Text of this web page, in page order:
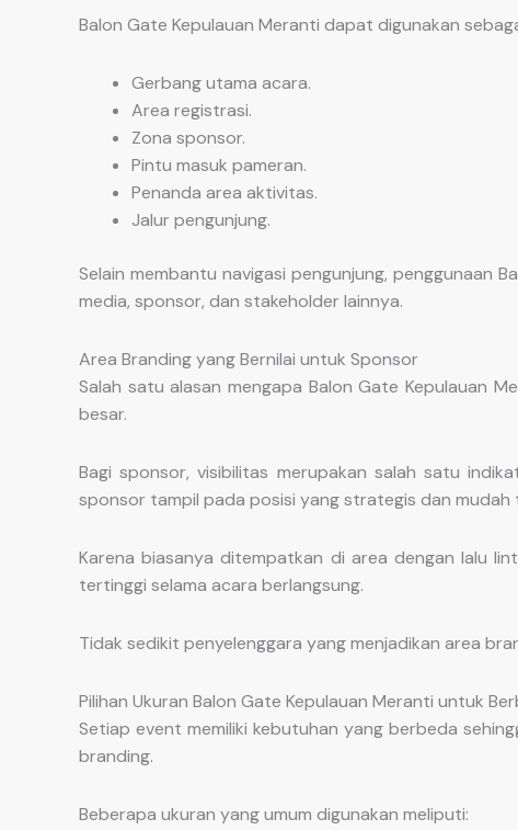
Balon Gate Kepulauan Meranti dapat digunakan
Gerbang utama acara.
Area registrasi.
Zona sponsor.
Pintu masuk pameran.
Penanda area aktivitas.
Jalur pengunjung.
Selain membantu navigasi pengunjung, penggunaan
media, sponsor, dan stakeholder lainnya.
Area Branding yang Bernilai untuk Sponsor
Salah satu alasan mengapa Balon Gate Kepulauan
besar.
Bagi sponsor, visibilitas merupakan salah satu
sponsor tampil pada posisi yang strategis dan
Karena biasanya ditempatkan di area dengan lalu
tertinggi selama acara berlangsung.
Tidak sedikit penyelenggara yang menjadikan area
Pilihan Ukuran Balon Gate Kepulauan Meranti untuk
Setiap event memiliki kebutuhan yang berbeda
branding.
Beberapa ukuran yang umum digunakan meliputi: